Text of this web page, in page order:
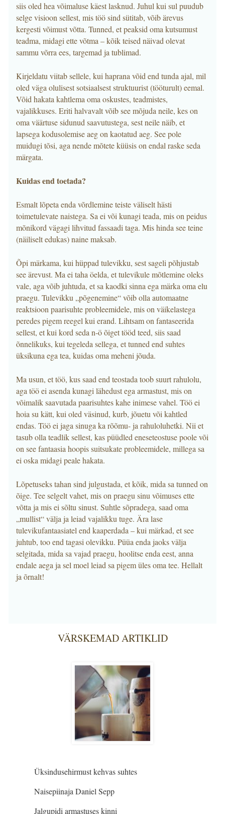
siis oled hea võimaluse käest lasknud. Juhul kui sul puudub
selge visioon sellest, mis töö sind sütitab, võib ärevus
kergesti võimust võtta. Tunned, et peaksid oma kutsumust
teadma, midagi ette võtma – kõik teised näivad olevat
sammu võrra ees, targemad ja tublimad.
Kirjeldatu viitab sellele, kui haprana võid end tunda ajal, mil
oled väga olulisest sotsiaalsest struktuurist (tööturult) eemal.
Võid hakata kahtlema oma oskustes, teadmistes,
vajalikkuses. Eriti halvavalt võib see mõjuda neile, kes on
oma väärtuse sidunud saavutustega, sest neile näib, et
lapsega kodusolemise aeg on kaotatud aeg. See pole
muidugi tõsi, aga nende mõtete küüsis on endal raske seda
märgata.
Kuidas end toetada?
Esmalt lõpeta enda võrdlemine teiste väliselt hästi
toimetulevate naistega. Sa ei või kunagi teada, mis on peidus
mõnikord vägagi lihvitud fassaadi taga. Mis hinda see teine
(näiliselt edukas) naine maksab.
Õpi märkama, kui hüppad tulevikku, sest sageli põhjustab
see ärevust. Ma ei taha öelda, et tulevikule mõtlemine oleks
vale, aga võib juhtuda, et sa kaodki sinna ega märka oma elu
praegu. Tulevikku „põgenemine“ võib olla automaatne
reaktsioon paarisuhte probleemidele, mis on väikelastega
peredes pigem reegel kui erand. Lihtsam on fantaseerida
sellest, et kui kord seda n-ö õiget tööd teed, siis saad
õnnelikuks, kui tegeleda sellega, et tunned end suhtes
üksikuna ega tea, kuidas oma meheni jõuda.
Ma usun, et töö, kus saad end teostada toob suurt rahulolu,
aga töö ei asenda kunagi lähedust ega armastust, mis on
võimalik saavutada paarisuhtes kahe inimese vahel. Töö ei
hoia su kätt, kui oled väsinud, kurb, jõuetu või kahtled
endas. Töö ei jaga sinuga ka rõõmu- ja rahuloluhetki. Nii et
tasub olla teadlik sellest, kas püüdled eneseteostuse poole või
on see fantaasia hoopis suitsukate probleemidele, millega sa
ei oska midagi peale hakata.
Lõpetuseks tahan sind julgustada, et kõik, mida sa tunned on
õige. Tee selgelt vahet, mis on praegu sinu võimuses ette
võtta ja mis ei sõltu sinust. Suhtle sõpradega, saad oma
„mullist“ välja ja leiad vajalikku tuge. Ära lase
tulevikufantaasiatel end kaaperdada – kui märkad, et see
juhtub, too end tagasi olevikku. Püüa enda jaoks välja
selgitada, mida sa vajad praegu, hoolitse enda eest, anna
endale aega ja sel moel leiad sa pigem üles oma tee. Hellalt
ja õrnalt!
VÄRSKEMAD ARTIKLID
Üksindusehirmust kehvas suhtes
Naisepiinaja Daniel Sepp
Jalgupidi armastuses kinni